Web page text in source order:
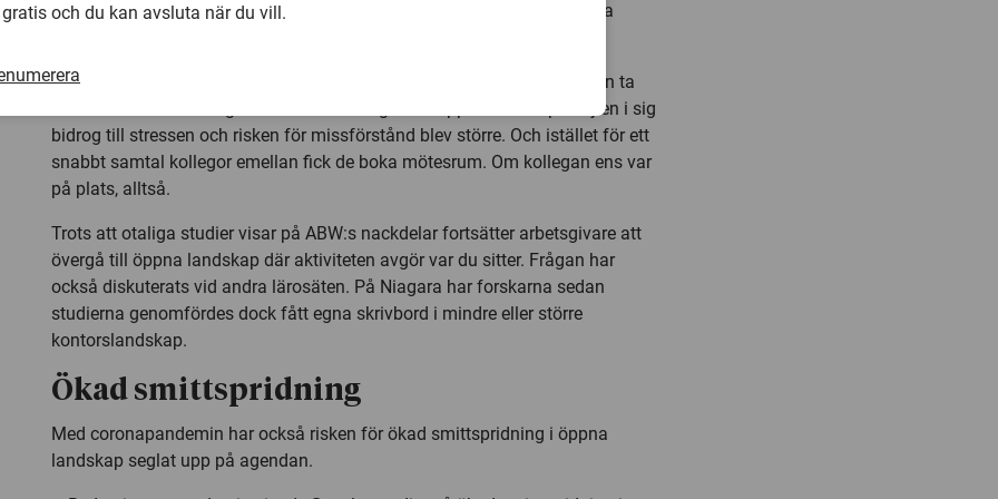
Men det finns egentligen inga belägg för detta i forskningen, säger Tuija
I själva verket ökade mejlandet medarbetarna emellan, eftersom det kan ta
emot att störa kontorsgrannen med en fråga i ett öppet landskap. Mejlen i sig
bidrog till stressen och risken för missförstånd blev större. Och istället för ett
snabbt samtal kollegor emellan fick de boka mötesrum. Om kollegan ens var
på plats, alltså.
Trots att otaliga studier visar på ABW:s nackdelar fortsätter arbetsgivare att
övergå till öppna landskap där aktiviteten avgör var du sitter. Frågan har
också diskuterats vid andra lärosäten. På Niagara har forskarna sedan
studierna genomfördes dock fått egna skrivbord i mindre eller större
kontorslandskap.
Ökad smittspridning
Med coronapandemin har också risken för ökad smittspridning i öppna
landskap seglat upp på agendan.
gratis och du kan avsluta när du vill.